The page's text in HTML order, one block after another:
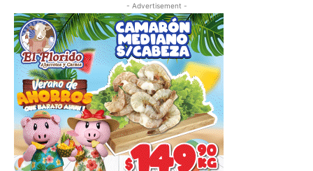
- Advertisement -